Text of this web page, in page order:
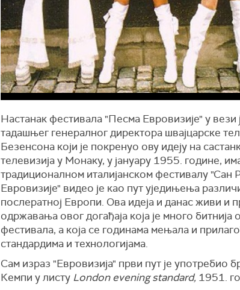
Настанак фестивала "Песма Евровизије" у вези
тадашњег генералног директора швајцарске
Безенсона који је покренуо ову идеју на
телевизија у Монаку, у јануару 1955. године,
традиционалном италијанском фестивалу "Сан
Евровизије" видео је као пут уједињења
послератној Европи. Ова идеја и данас живи и
одржавања овог догађаја која је много
фестивала, а која се годинама мењала и
стандардима и технологијама.
Сам израз "Евровизија" први пут је употребио
Кемпи у листу London evening standard, 1951.